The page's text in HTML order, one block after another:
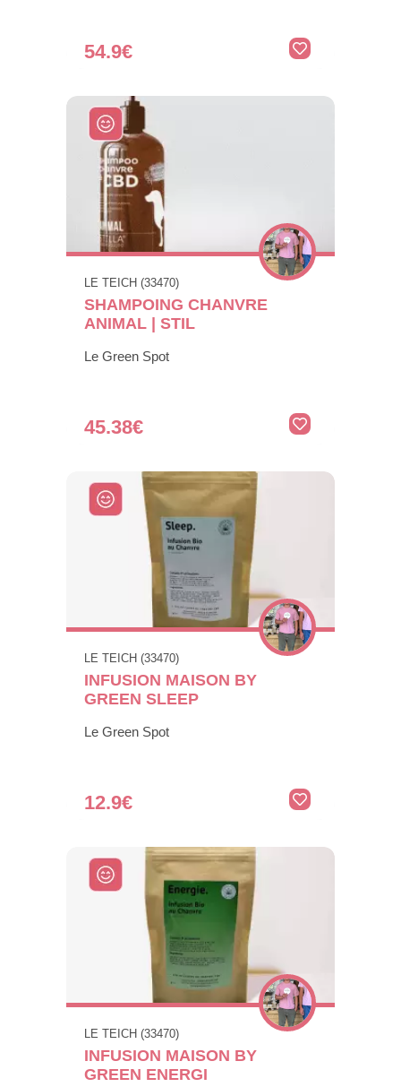
54.9€
LE TEICH (33470)
SHAMPOING CHANVRE
ANIMAL | STIL
Le Green Spot
45.38€
LE TEICH (33470)
INFUSION MAISON BY
GREEN SLEEP
Le Green Spot
12.9€
LE TEICH (33470)
INFUSION MAISON BY
GREEN ENERGI